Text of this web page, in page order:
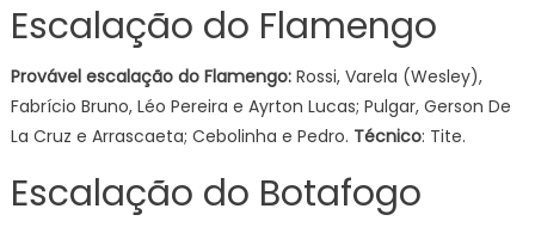
Escalação do Flamengo
Provável escalação do Flamengo: Rossi, Varela (Wesley),
Fabrício Bruno, Léo Pereira e Ayrton Lucas; Pulgar, Gerson De
La Cruz e Arrascaeta; Cebolinha e Pedro. Técnico: Tite.
Escalação do Botafogo